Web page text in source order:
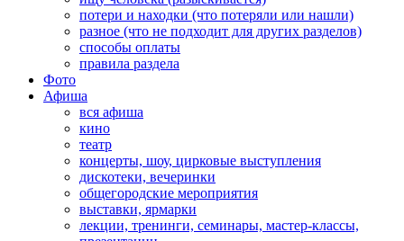
потери и находки (что потеряли или нашли)
разное (что не подходит для других разделов)
способы оплаты
правила раздела
Фото
Афиша
вся афиша
кино
театр
концерты, шоу, цирковые выступления
дискотеки, вечеринки
общегородские мероприятия
выставки, ярмарки
лекции, тренинги, семинары, мастер-классы,